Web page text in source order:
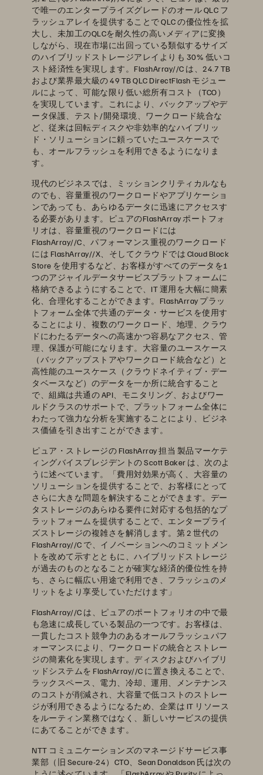
で唯一のエンタープライズグレードのオール QLC フ
ラッシュアレイを提供することで QLC の優位性を拡
大し、未加工のQLCを耐久性の高いメディアに変換
しながら、現在市場に出回っている類似するサイズ
のハイブリッドストレージアレイよりも 30% 低いコ
スト経済性を実現します。FlashArray//C は、24.7 TB
および業界最大級の 49 TB QLC DirectFlash モジュー
ルによって、可能な限り低い総所有コスト（TCO）
を実現しています。これにより、バックアップやデ
ータ保護、テスト/開発環境、ワークロード統合な
ど、従来は回転ディスクや非効率的なハイブリッ
ド・ソリューションに頼っていたユースケースで
も、オールフラッシュを利用できるようになりま
す。
現代のビジネスでは、ミッションクリティカルなも
のでも、容量重視のワークロードやアプリケーショ
ンであっても、あらゆるデータに迅速にアクセスす
る必要があります。ピュアのFlashArray ポートフォ
リオは、容量重視のワークロードには
FlashArray//C、パフォーマンス重視のワークロード
には FlashArray//X、そしてクラウドでは Cloud Block
Store を使用するなど、お客様がすべてのデータを1
つのアジャイルデータサービスプラットフォームに
格納できるようにすることで、IT 運用を大幅に簡素
化、合理化することができます。FlashArray プラッ
トフォーム全体で共通のデータ・サービスを使用す
ることにより、複数のワークロード、地理、クラウ
ドにわたるデータへの高速かつ容易なアクセス、管
理、保護が可能になります。大容量のユースケース
（バックアップストアやワークロード統合など）と
高性能のユースケース（クラウドネイティブ・デー
タベースなど）のデータを一か所に統合すること
で、組織は共通の API、モニタリング、およびワー
ルドクラスのサポートで、プラットフォーム全体に
わたって強力な分析を実施することにより、ビジネ
ス価値を引き出すことができます。
ピュア・ストレージの FlashArray 担当 製品マーケテ
ィングバイスプレジデントの Scott Baker は、次のよ
うに述べています。「費用対効果が高く、大容量の
ソリューションを提供することで、お客様にとって
さらに大きな問題を解決することができます。デー
タストレージのあらゆる要件に対応する包括的なプ
ラットフォームを提供することで、エンタープライ
ズストレージの複雑さを解消します。第 2 世代の
FlashArray//C で、イノベーションへのコミットメン
トを改めて示すとともに、ハイブリッドストレージ
が過去のものとなることが確実な経済的優位性を持
ち、さらに幅広い用途で利用でき、フラッシュのメ
リットをより享受していただけます」
FlashArray//C は、ピュアのポートフォリオの中で最
も急速に成長している製品の一つです。お客様は、
一貫したコスト競争力のあるオールフラッシュパフ
ォーマンスにより、ワークロードの統合とストレー
ジの簡素化を実現します。ディスクおよびハイブリ
ッドシステムを FlashArray//C に置き換えることで、
ラックスペース、電力、冷却、運用、メンテナンス
のコストが削減され、大容量で低コストのストレー
ジが利用できるようになるため、企業は IT リソース
をルーティン業務ではなく、新しいサービスの提供
にあてることができます。
NTT コミュニケーションズのマネージドサービス事
業部（旧 Secure-24）CTO、Sean Donaldson 氏は次の